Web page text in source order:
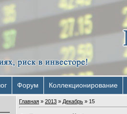
Форум Коллекционирование
Главная » 2013 » Декабрь » 15